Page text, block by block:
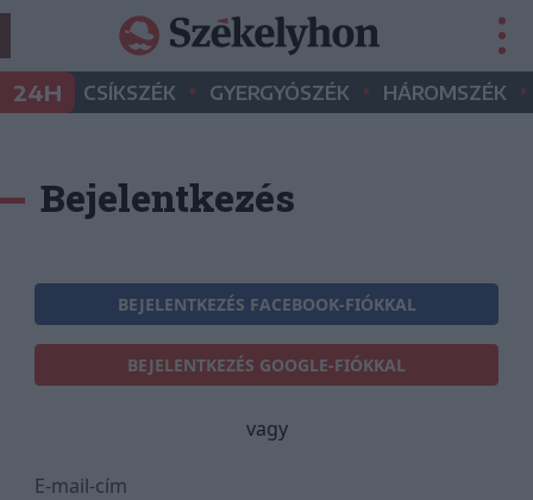
24H CSÍKSZÉK • GYERGYÓSZÉK • HÁROMSZÉK •
Bejelentkezés
BEJELENTKEZÉS FACEBOOK-FIÓKKAL
BEJELENTKEZÉS GOOGLE-FIÓKKAL
vagy
E-mail-cím